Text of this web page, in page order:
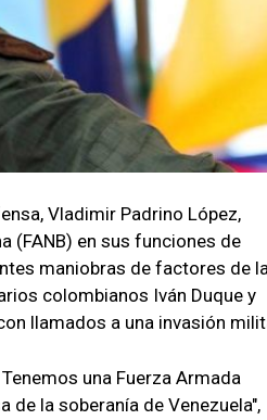
Vladimir Padrino López,
(FANB) en sus funciones de
maniobras de factores de
colombianos Iván Duque y
llamados a una invasión
una Fuerza Armada
de la soberanía de Venezuela",